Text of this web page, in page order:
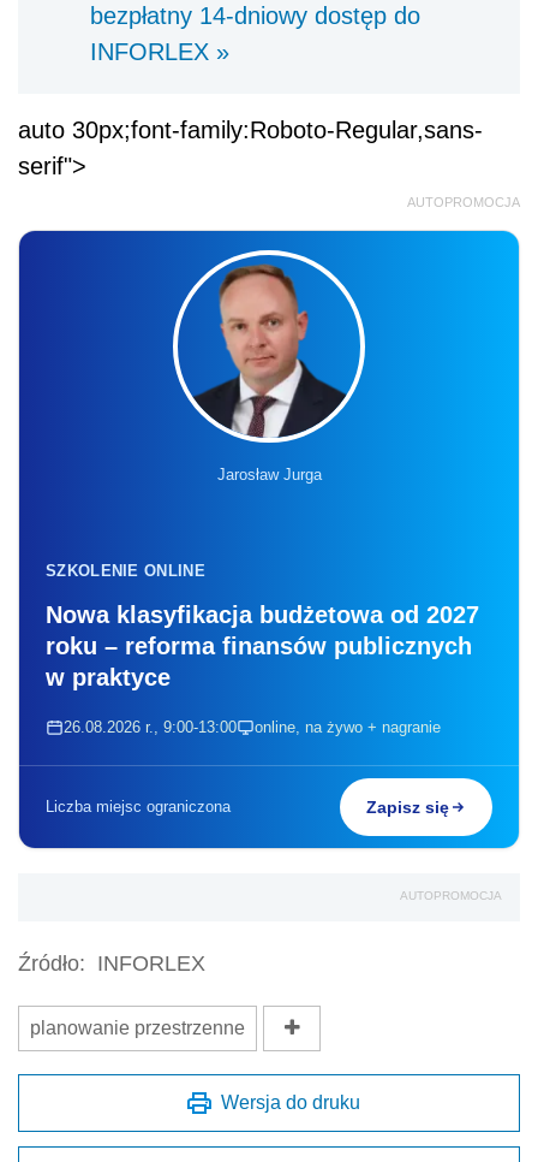
bezpłatny 14-dniowy dostęp do
INFORLEX »
auto 30px;font-family:Roboto-Regular,sans-
serif">
AUTOPROMOCJA
Jarosław Jurga
SZKOLENIE ONLINE
Nowa klasyfikacja budżetowa od 2027
roku – reforma finansów publicznych
w praktyce
26.08.2026 r., 9:00-13:00 online, na żywo + nagranie
Liczba miejsc ograniczona Zapisz się
AUTOPROMOCJA
Źródło: INFORLEX
planowanie przestrzenne
Wersja do druku